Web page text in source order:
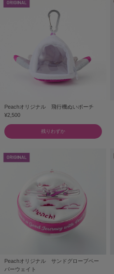
Peachオリジナル 飛行機ぬいポーチ
¥2,500
残りわずか
Peachオリジナル サンドグローブペー
パーウェイト